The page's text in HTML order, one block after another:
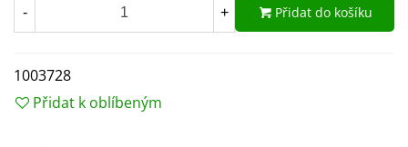
- + Přidat do košíku
1003728
Přidat k oblíbeným